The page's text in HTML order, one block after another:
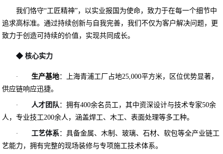
我们恪守“工匠精神”，以实业报国为使命，致力于在每一个细节中
追求高标准。通过持续创新与自我完善，我们不仅为客户解决问题，更
致力于创造可持续的价值，实现共同成长。
◆核心实力
·生产基地：上海青浦工厂占地25,000平方米，区位优势显著，
供应链响应迅捷。
·人才团队：拥有400余名员工，其中资深设计与技术专家50余
人，专业技工200余人，涵盖焊工、木工、表面处理等多工种。
·工艺体系：具备金属、木制、玻璃、石材、软包等全产业链工
艺能力，拥有完整的现场装修与专项施工技术体系。